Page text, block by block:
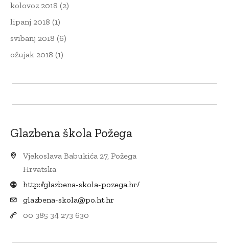
kolovoz 2018 (2)
lipanj 2018 (1)
svibanj 2018 (6)
ožujak 2018 (1)
Glazbena škola Požega
Vjekoslava Babukića 27, Požega
Hrvatska
http://glazbena-skola-pozega.hr/
glazbena-skola@po.ht.hr
00 385 34 273 630